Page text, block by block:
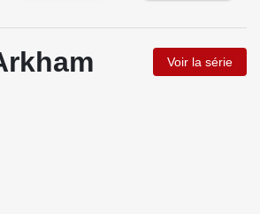
Voir la série